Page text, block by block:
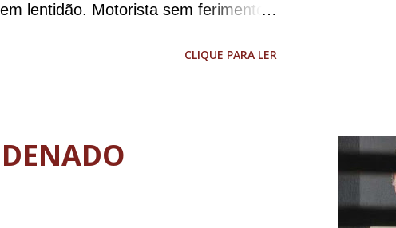
lentidão. Motorista sem ferimentos
CLIQUE PARA LER